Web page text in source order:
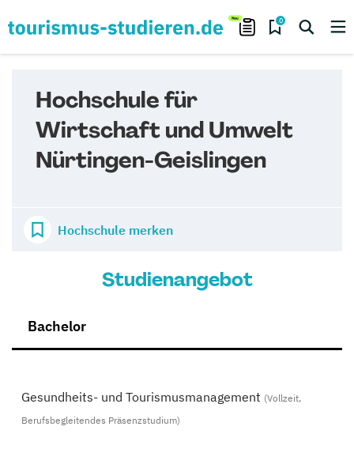
0
Hochschule für
Wirtschaft und Umwelt
Nürtingen-Geislingen
Hochschule merken
Studienangebot
Bachelor
Gesundheits- und Tourismusmanagement (Vollzeit,
Berufsbegleitendes Präsenzstudium)